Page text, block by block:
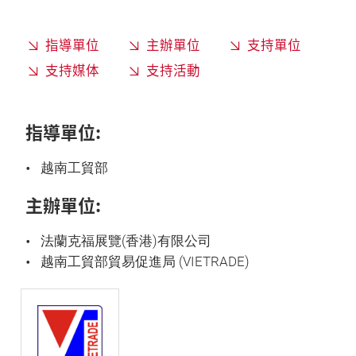
指導單位 主辦單位
支持單位
支持媒体
支持活動
指導單位:
越南工貿部
主辦單位:
法蘭克福展覽(香港)有限公司
越南工貿部貿易促進局 (VIETRADE)